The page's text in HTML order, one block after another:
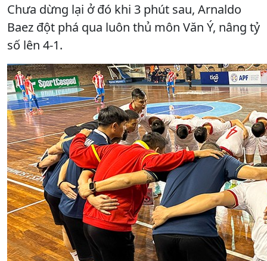
Chưa dừng lại ở đó khi 3 phút sau, Arnaldo
Baez đột phá qua luôn thủ môn Văn Ý, nâng tỷ
số lên 4-1.